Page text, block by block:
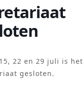
22 en 29 juli is het
gesloten.